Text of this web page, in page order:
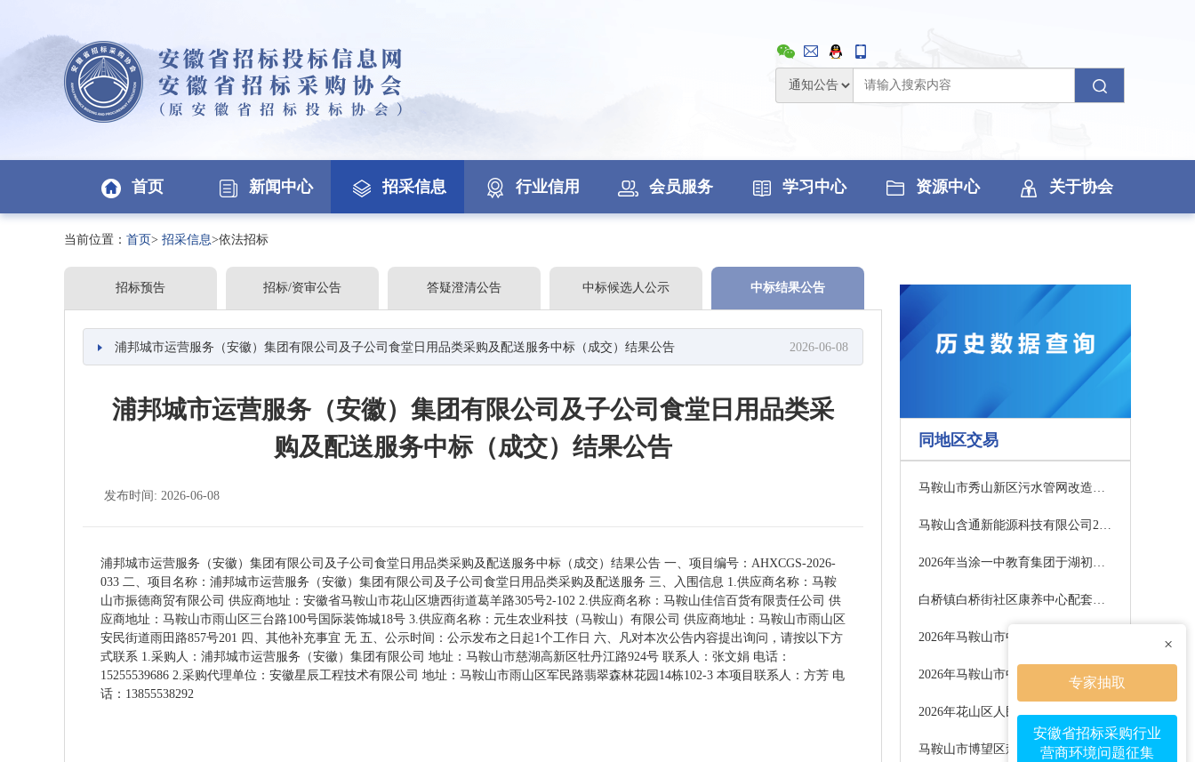
×
专家抽取
安徽省招标采购行业
营商环境问题征集
首页 新闻中心 招采信息 行业信用 会员服务 学习中心 资源中心 关于协会
当前位置： 首页> 招采信息>依法招标
招标预告 招标/资审公告 答疑澄清公告 中标候选人公示 中标结果公告
浦邦城市运营服务（安徽）集团有限公司及子公司食堂日用品类采购及配送服务中标（成交）结果公告 2026-06-08
浦邦城市运营服务（安徽）集团有限公司及子公司食堂日用品类采
购及配送服务中标（成交）结果公告
发布时间: 2026-06-08
浦邦城市运营服务（安徽）集团有限公司及子公司食堂日用品类采购及配送服务中标（成交）结果公告 一、项目编号：AHXCGS-2026-
033 二、项目名称：浦邦城市运营服务（安徽）集团有限公司及子公司食堂日用品类采购及配送服务 三、入围信息 1.供应商名称：马鞍
山市振德商贸有限公司 供应商地址：安徽省马鞍山市花山区塘西街道葛羊路305号2-102 2.供应商名称：马鞍山佳信百货有限责任公司 供
应商地址：马鞍山市雨山区三台路100号国际装饰城18号 3.供应商名称：元生农业科技（马鞍山）有限公司 供应商地址：马鞍山市雨山区
安民街道雨田路857号201 四、其他补充事宜 无 五、公示时间：公示发布之日起1个工作日 六、凡对本次公告内容提出询问，请按以下方
式联系 1.采购人：浦邦城市运营服务（安徽）集团有限公司 地址：马鞍山市慈湖高新区牡丹江路924号 联系人：张文娟 电话：
15255539686 2.采购代理单位：安徽星辰工程技术有限公司 地址：马鞍山市雨山区军民路翡翠森林花园14栋102-3 本项目联系人：方芳 电
话：13855538292
同地区交易
马鞍山市秀山新区污水管网改造工程（三期）项目施工总承包招标公告
马鞍山含通新能源科技有限公司2026年第一批次新能源项目招标公告
2026年当涂一中教育集团于湖初级中学综合改造项目（一期）招标公告
白桥镇白桥街社区康养中心配套设施项目成交结果公告
2026年马鞍山市中心血站血液成分分离机配套管路进口耗材采购-包别2成交结果公告
2026年花山区人民医院中药房中药饮片供应采购及伴随服务项目成交结果公告
马鞍山市博望区森林资源本底调查服务项目采购公告